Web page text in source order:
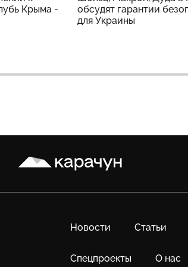
Крыма -
обсудят гарантии
для Украины
Карачун
Новости Статьи
Спецпроекты О нас